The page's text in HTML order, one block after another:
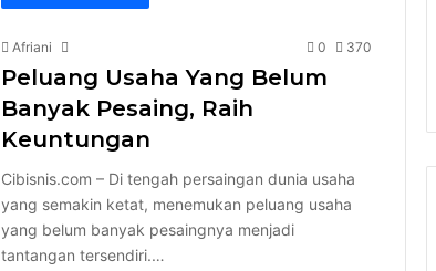
Afriani 0 370
Peluang Usaha Yang Belum
Banyak Pesaing, Raih
Keuntungan
Cibisnis.com – Di tengah persaingan dunia usaha
yang semakin ketat, menemukan peluang usaha
yang belum banyak pesaingnya menjadi
tantangan tersendiri.…